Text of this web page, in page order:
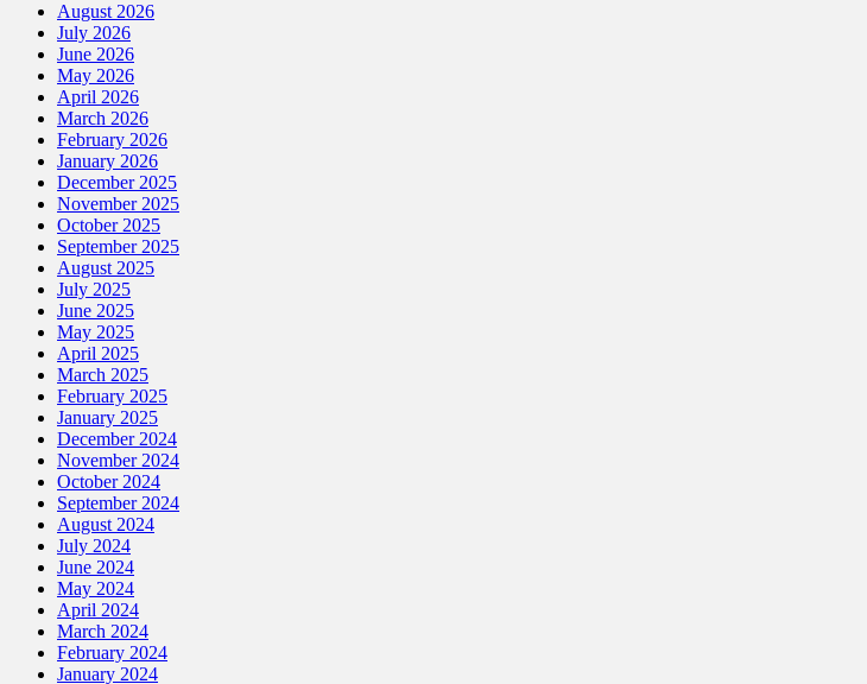
August 2026
July 2026
June 2026
May 2026
April 2026
March 2026
February 2026
January 2026
December 2025
November 2025
October 2025
September 2025
August 2025
July 2025
June 2025
May 2025
April 2025
March 2025
February 2025
January 2025
December 2024
November 2024
October 2024
September 2024
August 2024
July 2024
June 2024
May 2024
April 2024
March 2024
February 2024
January 2024